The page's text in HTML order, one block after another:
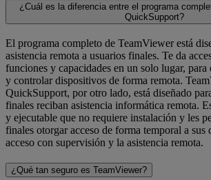
¿Cuál es la diferencia entre el programa
QuickSupport?
El programa completo de TeamViewer está
asistencia remota a usuarios finales. Te da
funciones y capacidades en un solo lugar, para
y controlar dispositivos de forma remota.
QuickSupport, por otro lado, está diseñado
finales reciban asistencia informática remota.
y ejecutable que no requiere instalación y les
finales otorgar acceso de forma temporal a sus
acceso con supervisión y la asistencia remota.
¿Qué tan seguro es TeamViewer?